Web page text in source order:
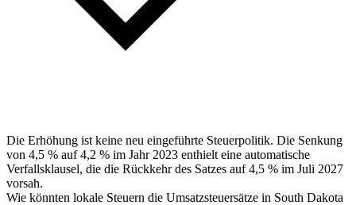
Die Erhöhung ist keine neu eingeführte Steuerpolitik. Die Senkung
von 4,5 % auf 4,2 % im Jahr 2023 enthielt eine automatische
Verfallsklausel, die die Rückkehr des Satzes auf 4,5 % im Juli 2027
vorsah.
Wie könnten lokale Steuern die Umsatzsteuersätze in South Dakota